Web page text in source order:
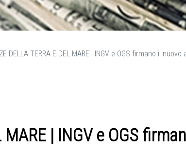
DELLA TERRA E DEL MARE | INGV e OGS firmano il
MARE | INGV e OGS